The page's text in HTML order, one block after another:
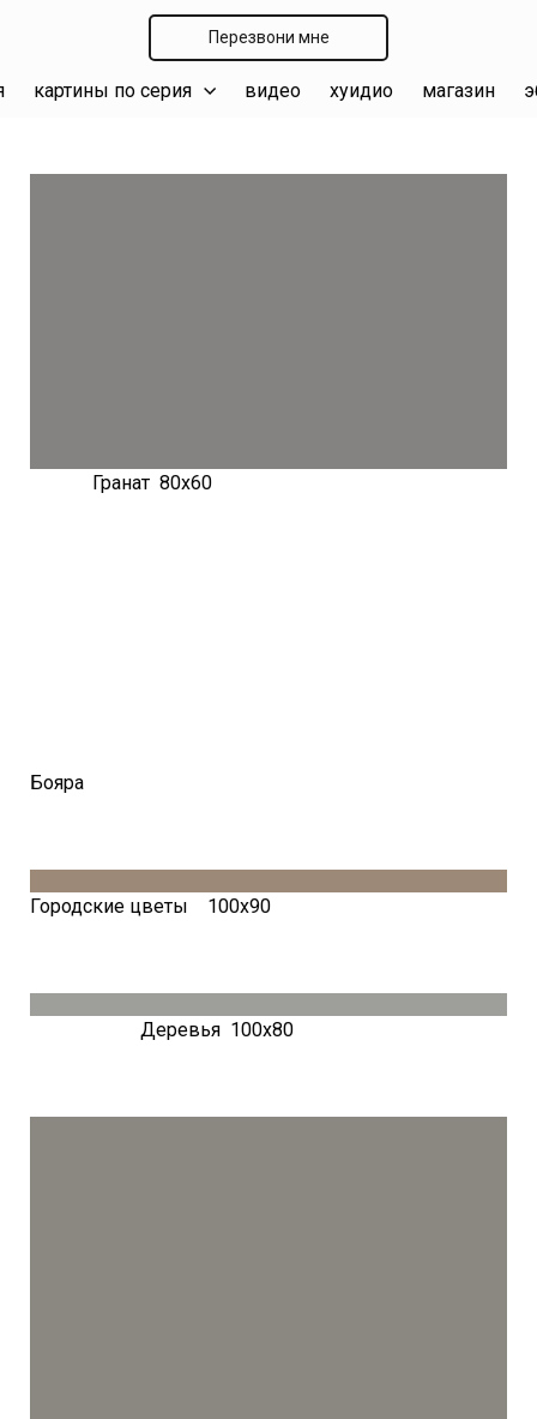
Перезвони мне
картины по серия видео хуидио магазин
Гранат 80х60
Бояра
Городские цветы 100х90
Деревья 100х80